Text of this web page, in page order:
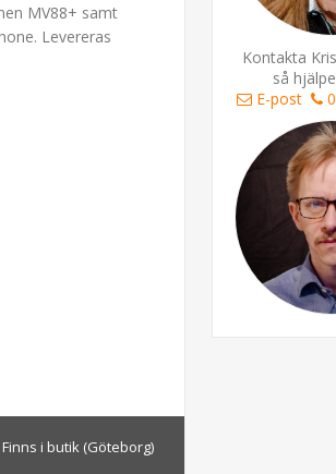
Kontakta
så
E-post
MV88+ samt
Levereras
Finns i butik (Göteborg)